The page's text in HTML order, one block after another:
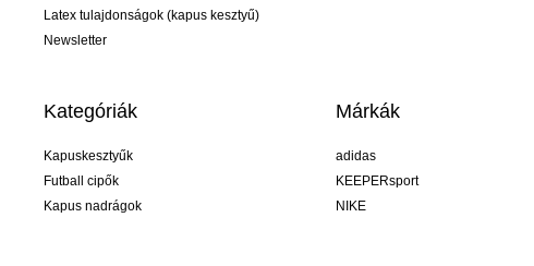
Latex tulajdonságok (kapus kesztyű)
Newsletter
Kategóriák
Kapuskesztyűk
Futball cipők
Kapus nadrágok
Márkák
adidas
KEEPERsport
NIKE